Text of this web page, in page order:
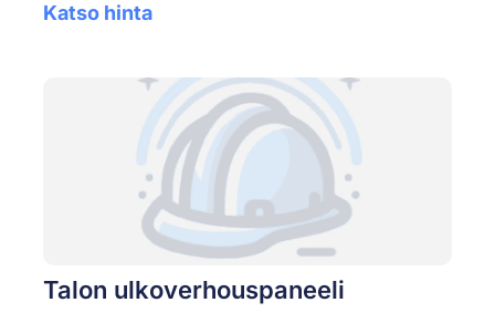
Katso hinta
Talon ulkoverhouspaneeli